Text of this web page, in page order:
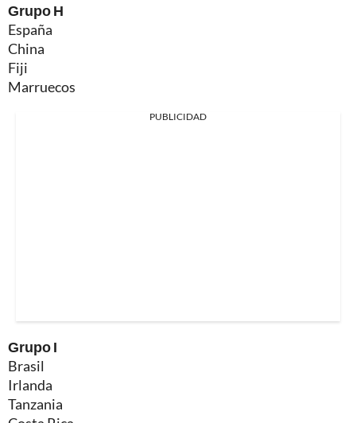
Grupo H
España
China
Fiji
Marruecos
PUBLICIDAD
Grupo I
Brasil
Irlanda
Tanzania